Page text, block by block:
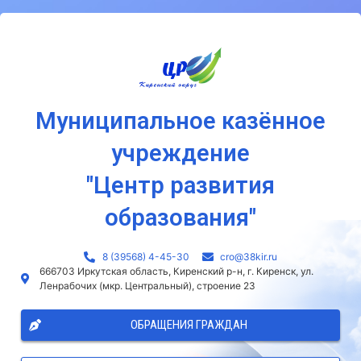
Муниципальное казённое
учреждение
"Центр развития
образования"
8 (39568) 4-45-30
сro@38kir.ru
666703 Иркутская область, Киренский р-н, г. Киренск, ул.
Ленрабочих (мкр. Центральный), строение 23
ОБРАЩЕНИЯ ГРАЖДАН